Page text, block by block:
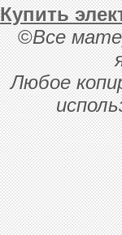
Купить
©Все
Любое